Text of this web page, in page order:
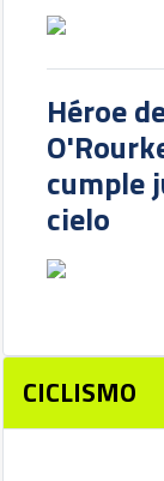
Héroe
cumple
cielo
CICLISMO